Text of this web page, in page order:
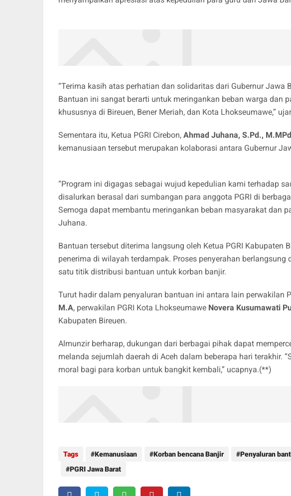
“Terima kasih atas perhatian dan solidaritas dari Gubernur Jawa
Bantuan ini sangat berarti untuk meringankan beban warga dan
khususnya di Bireuen, Bener Meriah, dan Kota Lhokseumawe,”
Sementara itu, Ketua PGRI Cirebon, Ahmad Juhana, S.Pd., M.MPd
kemanusiaan tersebut merupakan kolaborasi antara Gubernur
“Program ini digagas sebagai wujud kepedulian kami terhadap
disalurkan berasal dari sumbangan para anggota PGRI di
Semoga dapat membantu meringankan beban masyarakat dan
Juhana.
Bantuan tersebut diterima langsung oleh Ketua PGRI Kabupaten
penerima di wilayah terdampak. Proses penyerahan
satu titik distribusi bantuan untuk korban banjir.
Turut hadir dalam penyaluran bantuan ini antara lain perwakilan
M.A, perwakilan PGRI Kota Lhokseumawe Novera Kusumawati
Kabupaten Bireuen.
Almunzir berharap, dukungan dari berbagai pihak dapat
melanda sejumlah daerah di Aceh dalam beberapa hari terakhir.
moral bagi para korban untuk bangkit kembali,” ucapnya.(**)
Tags Kemanusiaan Korban bencana Banjir Penyaluran
PGRI Jawa Barat